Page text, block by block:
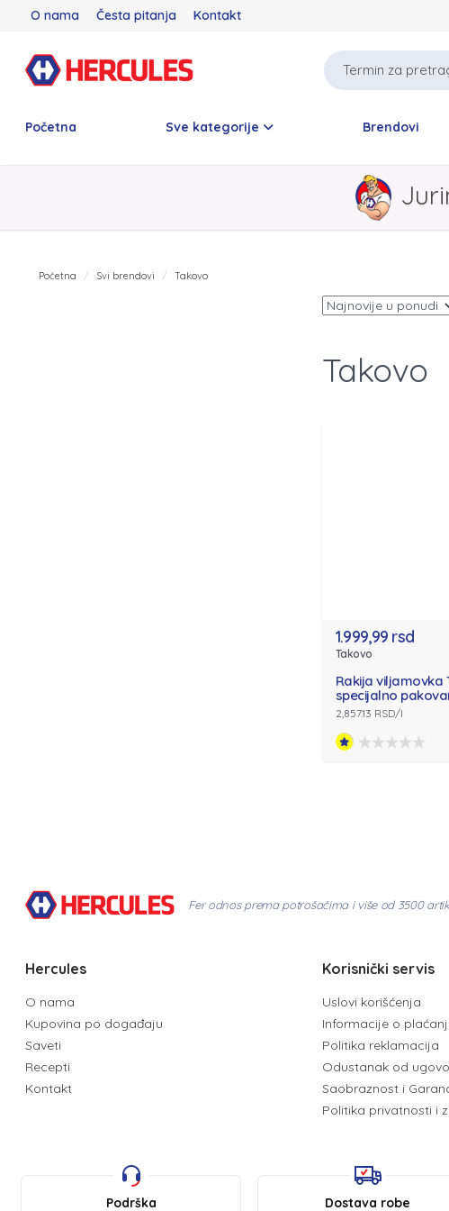
O nama Česta pitanja Kontakt
Početna Sve kategorije Brendovi
Početna Svi brendovi Takovo
Takovo
1.999,99 rsd
Takovo
Rakija viljamovka
specijalno
2,857.13 RSD/l
Fer odnos prema potrošačima i više od 3500
Hercules
O nama
Kupovina po događaju
Saveti
Recepti
Kontakt
Korisnički servis
Uslovi korišćenja
Informacije o
Politika reklamacija
Odustanak od
Saobraznost i
Politika privatnosti i
Podrška Dostava robe